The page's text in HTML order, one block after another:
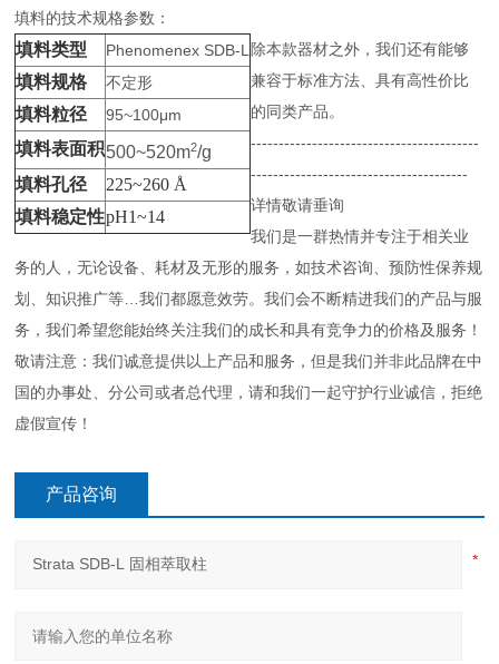
填料的技术规格参数：
填料类型 Phenomenex SDB-L
填料规格 不定形
填料粒径 95~100μm
填料表面积500~520m2/g
填料孔径
225~260 Å
填料稳定性pH1~14
除本款器材之外，我们还有能够
兼容于标准方法、具有高性价比
的同类产品。
-----------------------------------------
---------------------------------------
详情敬请垂询
我们是一群热情并专注于相关业
务的人，无论设备、耗材及无形的服务，如技术咨询、预防性保养规
划、知识推广等…我们都愿意效劳。我们会不断精进我们的产品与服
务，我们希望您能始终关注我们的成长和具有竞争力的价格及服务！
敬请注意：我们诚意提供以上产品和服务，但是我们并非此品牌在中
国的办事处、分公司或者总代理，请和我们一起守护行业诚信，拒绝
虚假宣传！
产品咨询